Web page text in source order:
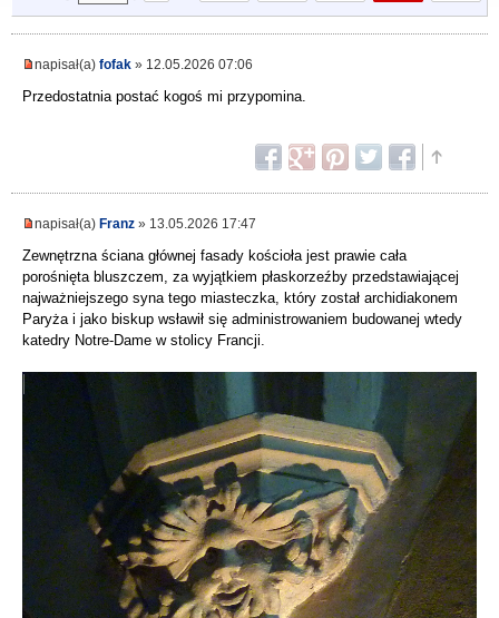
napisał(a) fofak » 12.05.2026 07:06
Przedostatnia postać kogoś mi przypomina.
napisał(a) Franz » 13.05.2026 17:47
Zewnętrzna ściana głównej fasady kościoła jest prawie cała
porośnięta bluszczem, za wyjątkiem płaskorzeźby przedstawiającej
najważniejszego syna tego miasteczka, który został archidiakonem
Paryża i jako biskup wsławił się administrowaniem budowanej wtedy
katedry Notre-Dame w stolicy Francji.